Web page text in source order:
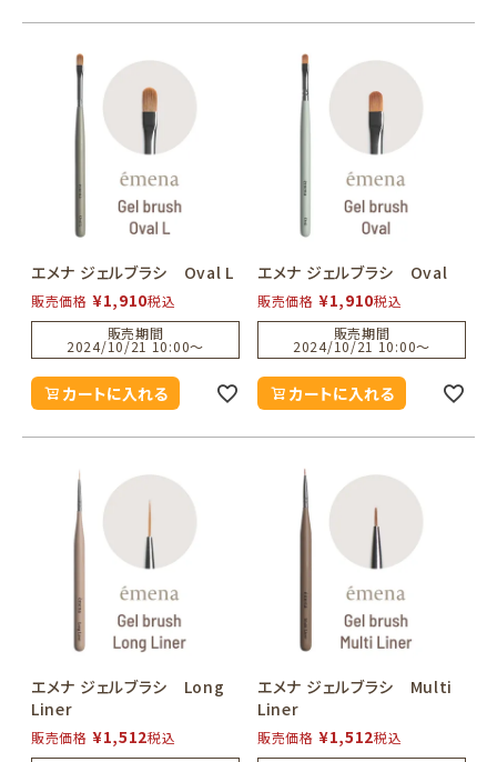
エメナ ジェルブラシ Oval L
販売価格 ¥1,910税込
販売期間
2024/10/21 10:00〜
カートに入れる
エメナ ジェルブラシ Oval
販売価格 ¥1,910税込
販売期間
2024/10/21 10:00〜
カートに入れる
エメナ ジェルブラシ Long
Liner
販売価格 ¥1,512税込
エメナ ジェルブラシ Multi
Liner
販売価格 ¥1,512税込